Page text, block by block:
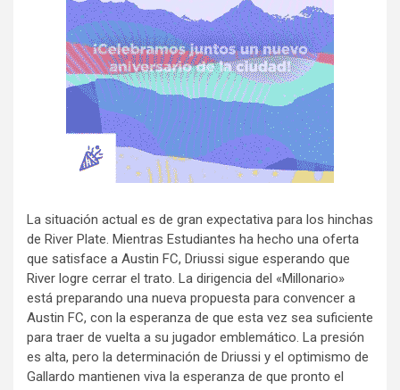
La situación actual es de gran expectativa para los hinchas
de River Plate. Mientras Estudiantes ha hecho una oferta
que satisface a Austin FC, Driussi sigue esperando que
River logre cerrar el trato. La dirigencia del «Millonario»
está preparando una nueva propuesta para convencer a
Austin FC, con la esperanza de que esta vez sea suficiente
para traer de vuelta a su jugador emblemático. La presión
es alta, pero la determinación de Driussi y el optimismo de
Gallardo mantienen viva la esperanza de que pronto el